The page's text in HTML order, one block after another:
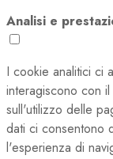
Analisi e
I cookie analitici ci
interagiscono con
sull'utilizzo delle
dati ci consentono
l'esperienza di